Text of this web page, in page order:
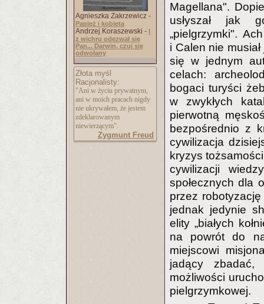
Agnieszka Zakrzewicz -
Papież i kobieta
Andrzej Koraszewski - I
z wichru odezwał się
Pan... Darwin, czuj się
odwołany
Złota myśl
Racjonalisty:
"Ani w życiu prywatnym,
ani w moich pracach nigdy
nie ukrywałem, że jestem
zdeklarowanym
niewierzącym".
Zygmunt Freud
Magellana".
usłyszał jak
„pielgrzymki".
i Calen nie
się w jednym
celach:
bogaci turyści
w zwykłych
pierwotną
bezpośrednio z
cywilizacja
kryzys
cywilizacji
społecznych dla
przez
jednak jedynie
elity „białych
na powrót do
miejscowi
jadący zbadać,
możliwości
pielgrzymkowej.